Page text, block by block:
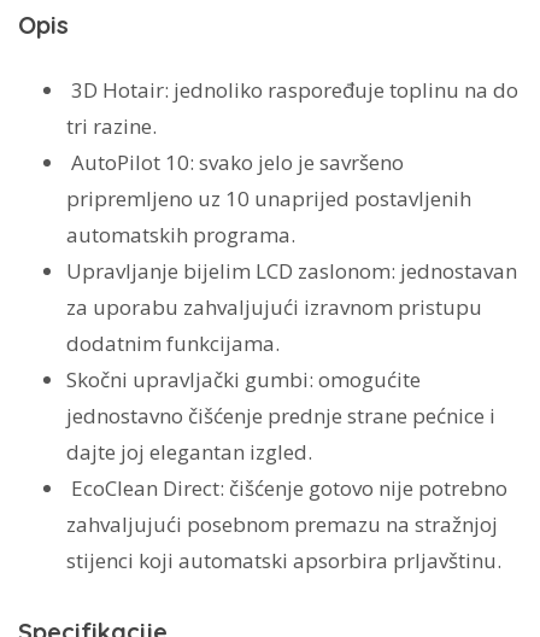
Opis
3D Hotair: jednoliko raspoređuje toplinu na do
tri razine.
AutoPilot 10: svako jelo je savršeno
pripremljeno uz 10 unaprijed postavljenih
automatskih programa.
Upravljanje bijelim LCD zaslonom: jednostavan
za uporabu zahvaljujući izravnom pristupu
dodatnim funkcijama.
Skočni upravljački gumbi: omogućite
jednostavno čišćenje prednje strane pećnice i
dajte joj elegantan izgled.
EcoClean Direct: čišćenje gotovo nije potrebno
zahvaljujući posebnom premazu na stražnjoj
stijenci koji automatski apsorbira prljavštinu.